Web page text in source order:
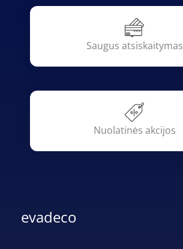
Saugus atsiskaitymas
Nuolatinės akcijos
evadeco